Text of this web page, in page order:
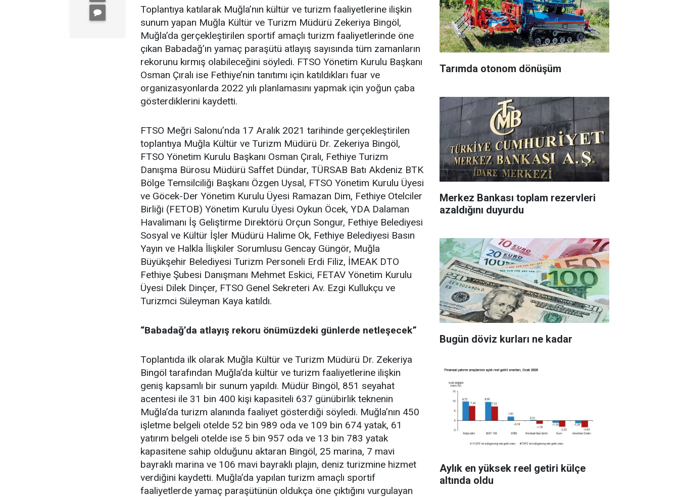
Toplantıya katılarak Muğla’nın kültür ve turizm faaliyetlerine ilişkin
sunum yapan Muğla Kültür ve Turizm Müdürü Zekeriya Bingöl,
Muğla’da gerçekleştirilen sportif amaçlı turizm faaliyetlerinde öne
çıkan Babadağ’ın yamaç paraşütü atlayış sayısında tüm zamanların
rekorunu kırmış olabileceğini söyledi. FTSO Yönetim Kurulu Başkanı
Osman Çıralı ise Fethiye’nin tanıtımı için katıldıkları fuar ve
organizasyonlarda 2022 yılı planlamasını yapmak için yoğun çaba
gösterdiklerini kaydetti.
FTSO Meğri Salonu’nda 17 Aralık 2021 tarihinde gerçekleştirilen
toplantıya Muğla Kültür ve Turizm Müdürü Dr. Zekeriya Bingöl,
FTSO Yönetim Kurulu Başkanı Osman Çıralı, Fethiye Turizm
Danışma Bürosu Müdürü Saffet Dündar, TÜRSAB Batı Akdeniz BTK
Bölge Temsilciliği Başkanı Özgen Uysal, FTSO Yönetim Kurulu Üyesi
ve Göcek-Der Yönetim Kurulu Üyesi Ramazan Dim, Fethiye Otelciler
Birliği (FETOB) Yönetim Kurulu Üyesi Oykun Öcek, YDA Dalaman
Havalimanı İş Geliştirme Direktörü Orçun Songur, Fethiye Belediyesi
Sosyal ve Kültür İşler Müdürü Halime Ok, Fethiye Belediyesi Basın
Yayın ve Halkla İlişkiler Sorumlusu Gencay Güngör, Muğla
Büyükşehir Belediyesi Turizm Personeli Erdi Filiz, İMEAK DTO
Fethiye Şubesi Danışmanı Mehmet Eskici, FETAV Yönetim Kurulu
Üyesi Dilek Dinçer, FTSO Genel Sekreteri Av. Ezgi Kullukçu ve
Turizmci Süleyman Kaya katıldı.
“Babadağ’da atlayış rekoru önümüzdeki günlerde netleşecek”
Toplantıda ilk olarak Muğla Kültür ve Turizm Müdürü Dr. Zekeriya
Bingöl tarafından Muğla’da kültür ve turizm faaliyetlerine ilişkin
geniş kapsamlı bir sunum yapıldı. Müdür Bingöl, 851 seyahat
acentesi ile 31 bin 400 kişi kapasiteli 637 günübirlik teknenin
Muğla’da turizm alanında faaliyet gösterdiği söyledi. Muğla’nın 450
işletme belgeli otelde 52 bin 989 oda ve 109 bin 674 yatak, 61
yatırım belgeli otelde ise 5 bin 957 oda ve 13 bin 783 yatak
kapasitene sahip olduğunu aktaran Bingöl, 25 marina, 7 mavi
bayraklı marina ve 106 mavi bayraklı plajın, deniz turizmine hizmet
verdiğini kaydetti. Muğla’da yapılan turizm amaçlı sportif
faaliyetlerde yamaç paraşütünün oldukça öne çıktığını vurgulayan
Tarımda otonom dönüşüm
Merkez Bankası toplam rezervleri
azaldığını duyurdu
Bugün döviz kurları ne kadar
Aylık en yüksek reel getiri külçe
altında oldu